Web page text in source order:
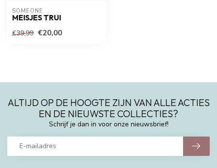
SOMEONE
MEISJES TRUI
€39,99 €20,00
ALTIJD OP DE HOOGTE ZIJN VAN ALLE ACTIES
EN DE NIEUWSTE COLLECTIES?
Schrijf je dan in voor onze nieuwsbrief!